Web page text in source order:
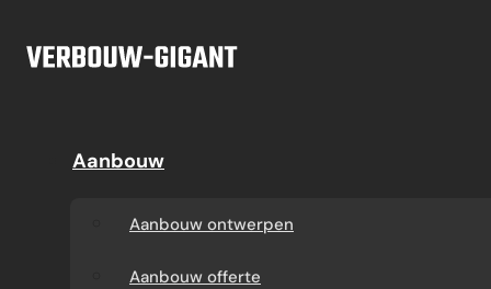
Aanbouw
Aanbouw offerte
Aanbouw
Aanbouw ontwerpen
Aanbouw offerte